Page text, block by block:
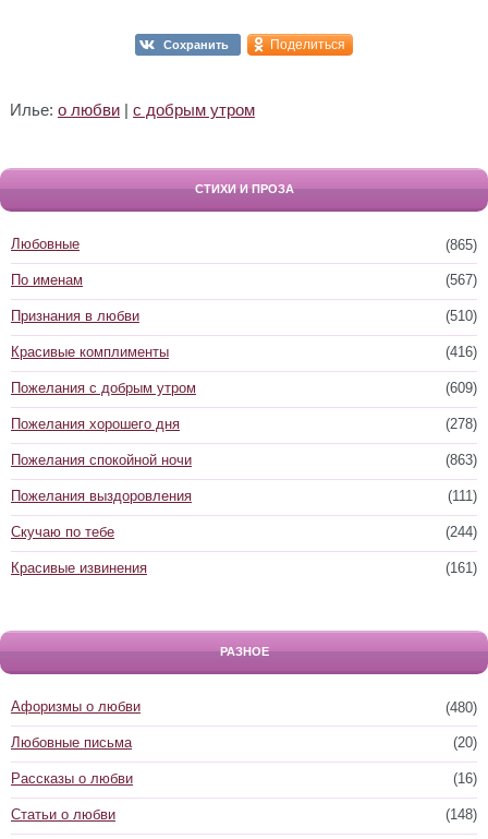
Сохранить Поделиться
Илье: о любви| с добрым утром
СТИХИ И ПРОЗА
(865)
Любовные
(567)
По именам
(510)
Признания в любви
(416)
Красивые комплименты
(609)
Пожелания с добрым утром
(278)
Пожелания хорошего дня
(863)
Пожелания спокойной ночи
(111)
Пожелания выздоровления
(244)
Скучаю по тебе
(161)
Красивые извинения
РАЗНОЕ
(480)
Афоризмы о любви
(20)
Любовные письма
(16)
Рассказы о любви
(148)
Статьи о любви